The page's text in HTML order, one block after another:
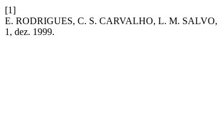
[1]
E. RODRIGUES, C. S. CARVALHO, L. M.
1, dez. 1999.